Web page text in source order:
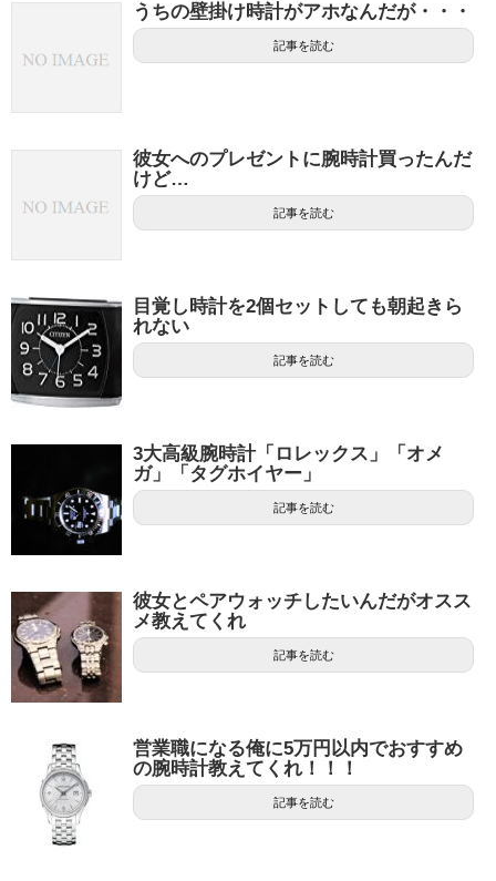
うちの壁掛け時計がアホなんだが・・・
記事を読む
彼女へのプレゼントに腕時計買ったんだ
けど…
記事を読む
目覚し時計を2個セットしても朝起きら
れない
記事を読む
3大高級腕時計「ロレックス」「オメ
ガ」「タグホイヤー」
記事を読む
彼女とペアウォッチしたいんだがオスス
メ教えてくれ
記事を読む
営業職になる俺に5万円以内でおすすめ
の腕時計教えてくれ！！！
記事を読む